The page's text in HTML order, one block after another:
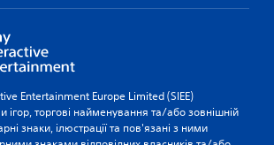
Entertainment Europe Limited (SIEE)
ігор, торгові найменування та/або зовнішній
знаки, ілюстрації та пов'язані з ними